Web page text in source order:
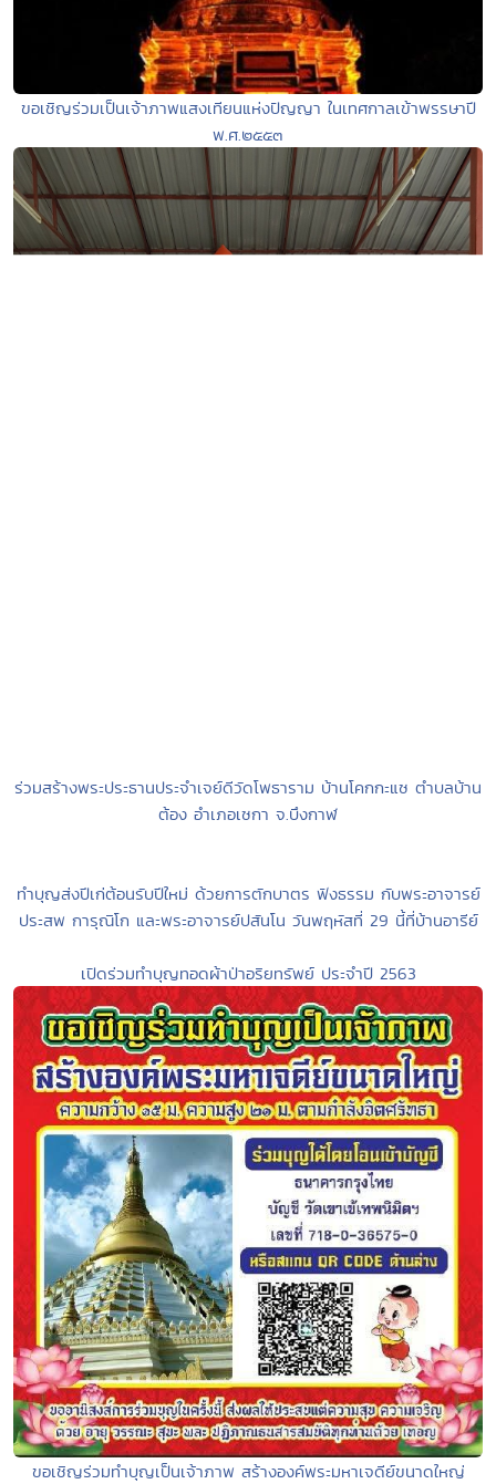
ขอเชิญร่วมเป็นเจ้าภาพแสงเทียนแห่งปัญญา ในเทศกาลเข้าพรรษาปี
พ.ศ.๒๕๕๓
ร่วมสร้างพระประธานประจำเจย์ดีวัดโพธาราม บ้านโคกกะแซ ตำบลบ้าน
ต้อง อำเภอเซกา จ.บึงกาฬ
ทำบุญส่งปีเก่ต้อนรับปีใหม่ ด้วยการตักบาตร ฟังธรรม กับพระอาจารย์
ประสพ การุณิโก และพระอาจารย์ปสันโน วันพฤหัสที่ 29 นี้ที่บ้านอารีย์
เปิดร่วมทำบุญทอดผ้าป่าอริยทรัพย์ ประจำปี 2563
ขอเชิญร่วมทำบุญเป็นเจ้าภาพ สร้างองค์พระมหาเจดีย์ขนาดใหญ่